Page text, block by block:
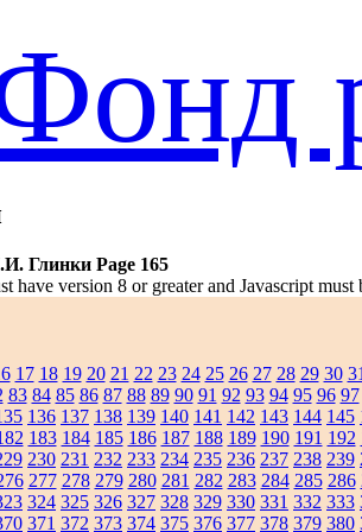
Глинки Page 165
have version 8 or greater and Javascript
17 18 19 20 21 22 23 24 25 26 27 28 29 30 31
83 84 85 86 87 88 89 90 91 92 93 94 95 96 97
136 137 138 139 140 141 142 143 144 145
183 184 185 186 187 188 189 190 191 192
230 231 232 233 234 235 236 237 238 239
277 278 279 280 281 282 283 284 285 286
324 325 326 327 328 329 330 331 332 333
371 372 373 374 375 376 377 378 379 380